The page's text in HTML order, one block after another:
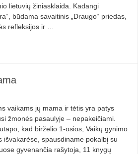
lietuvių žiniasklaida. Kadangi
būdama savaitinis „Draugo“ priedas,
refleksijos ir …
vaikams jų mama ir tėtis yra patys
žmonės pasaulyje – nepakeičiami.
kad birželio 1-osios, Vaikų gynimo
išvakarėse, spausdiname pokalbį su
gyvenančia rašytoja, 11 knygų